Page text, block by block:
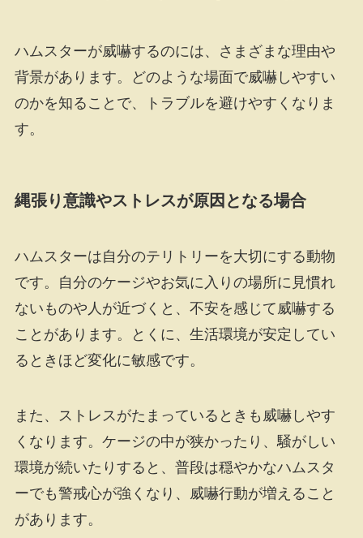
ハムスターが威嚇するのには、さまざまな理由や
背景があります。どのような場面で威嚇しやすい
のかを知ることで、トラブルを避けやすくなりま
す。
縄張り意識やストレスが原因となる場合
ハムスターは自分のテリトリーを大切にする動物
です。自分のケージやお気に入りの場所に見慣れ
ないものや人が近づくと、不安を感じて威嚇する
ことがあります。とくに、生活環境が安定してい
るときほど変化に敏感です。
また、ストレスがたまっているときも威嚇しやす
くなります。ケージの中が狭かったり、騒がしい
環境が続いたりすると、普段は穏やかなハムスタ
ーでも警戒心が強くなり、威嚇行動が増えること
があります。